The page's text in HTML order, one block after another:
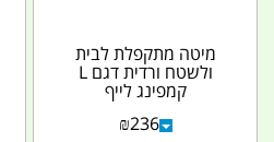
מיטה מתקפלת לבית
ולשטח ורדית דגם L
קמפינג לייף
₪236